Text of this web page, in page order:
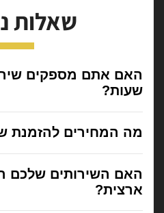
שאלות
שעות?
מה המחירים להזמנת
האם השירותים שלכם
ארצית?